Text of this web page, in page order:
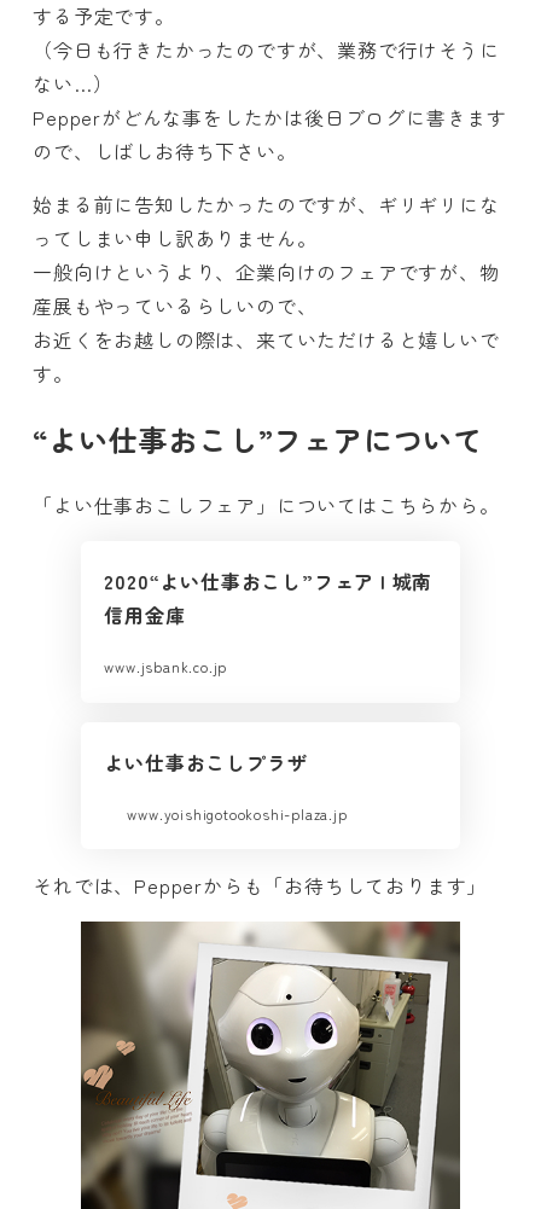
する予定です。
（今日も行きたかったのですが、業務で行けそうに
ない…）
Pepperがどんな事をしたかは後日ブログに書きます
ので、しばしお待ち下さい。
始まる前に告知したかったのですが、ギリギリにな
ってしまい申し訳ありません。
一般向けというより、企業向けのフェアですが、物
産展もやっているらしいので、
お近くをお越しの際は、来ていただけると嬉しいで
す。
“よい仕事おこし”フェアについて
「よい仕事おこしフェア」についてはこちらから。
2020“よい仕事おこし”フェア | 城南
信用金庫
www.jsbank.co.jp
よい仕事おこしプラザ
www.yoishigotookoshi-plaza.jp
それでは、Pepperからも「お待ちしております」